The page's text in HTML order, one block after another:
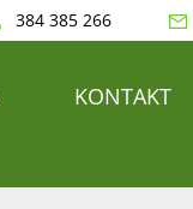
384 385 266
KONTAKT